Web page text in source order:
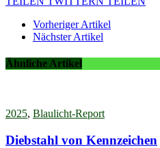
Vorheriger Artikel
Nächster Artikel
Ähnliche Artikel
2025, Blaulicht-Report
Diebstahl von Kennzeichen